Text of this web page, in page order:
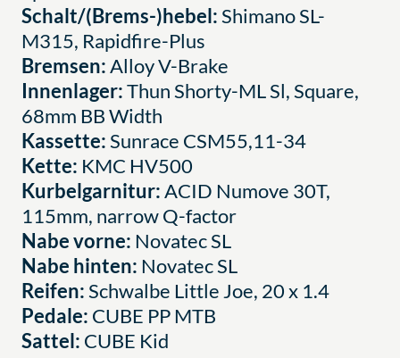
Schalt/(Brems-)hebel:Shimano SL-
M315, Rapidfire-Plus
Bremsen:Alloy V-Brake
Innenlager:Thun Shorty-ML Sl, Square,
68mm BB Width
Kassette:Sunrace CSM55,11-34
Kette: KMC HV500
Kurbelgarnitur:ACID Numove 30T,
115mm, narrow Q-factor
Nabe vorne: Novatec SL
Nabe hinten: Novatec SL
Reifen:Schwalbe Little Joe, 20 x 1.4
Pedale: CUBE PP MTB
Sattel: CUBE Kid